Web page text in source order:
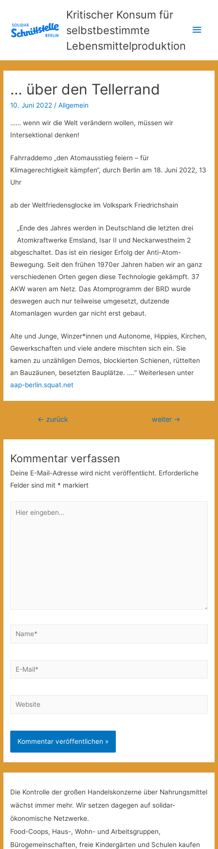
Kritischer Konsum für
selbstbestimmte
Lebensmittelproduktion
… über den Tellerrand
10. Juni 2022 /Allgemein
…… wenn wir die Welt verändern wollen, müssen wir
Intersektional denken!
Fahrraddemo „den Atomausstieg feiern – für
Klimagerechtigkeit kämpfen“, durch Berlin am 18. Juni 2022, 13
Uhr
ab der Weltfriedensglocke im Volkspark Friedrichshain
„Ende des Jahres werden in Deutschland die letzten drei
Atomkraftwerke Emsland, Isar II und Neckarwestheim 2
abgeschaltet. Das ist ein riesiger Erfolg der Anti-Atom-
Bewegung. Seit den frühen 1970er Jahren haben wir an ganz
verschiedenen Orten gegen diese Technologie gekämpft. 37
AKW waren am Netz. Das Atomprogramm der BRD wurde
deswegen auch nur teilweise umgesetzt, dutzende
Atomanlagen wurden gar nicht erst gebaut.
Alte und Junge, Winzer*innen und Autonome, Hippies, Kirchen,
Gewerkschaften und viele andere mischten sich ein. Sie
kamen zu unzähligen Demos, blockierten Schienen, rüttelten
an Bauzäunen, besetzten Bauplätze. ….“ Weiterlesen unter
aap-berlin.squat.net
Beitragsnavigation
← zurück weiter →
Kommentar verfassen
Deine E-Mail-Adresse wird nicht veröffentlicht. Erforderliche
Felder sind mit * markiert
eingeben…
Name*
E-
Website
Die Kontrolle der großen Handelskonzerne über Nahrungsmittel
wächst immer mehr. Wir setzen dagegen auf solidar-
ökonomische Netzwerke.
Food-Coops, Haus-, Wohn- und Arbeitsgruppen,
Bürogemeinschaften, freie Kindergärten und Schulen kaufen